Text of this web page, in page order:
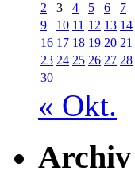
2
3 4 5 6 7
9
10 11 12 13 14
16 17 18 19 20 21
23 24 25 26 27 28
30
« Okt.
Archiv